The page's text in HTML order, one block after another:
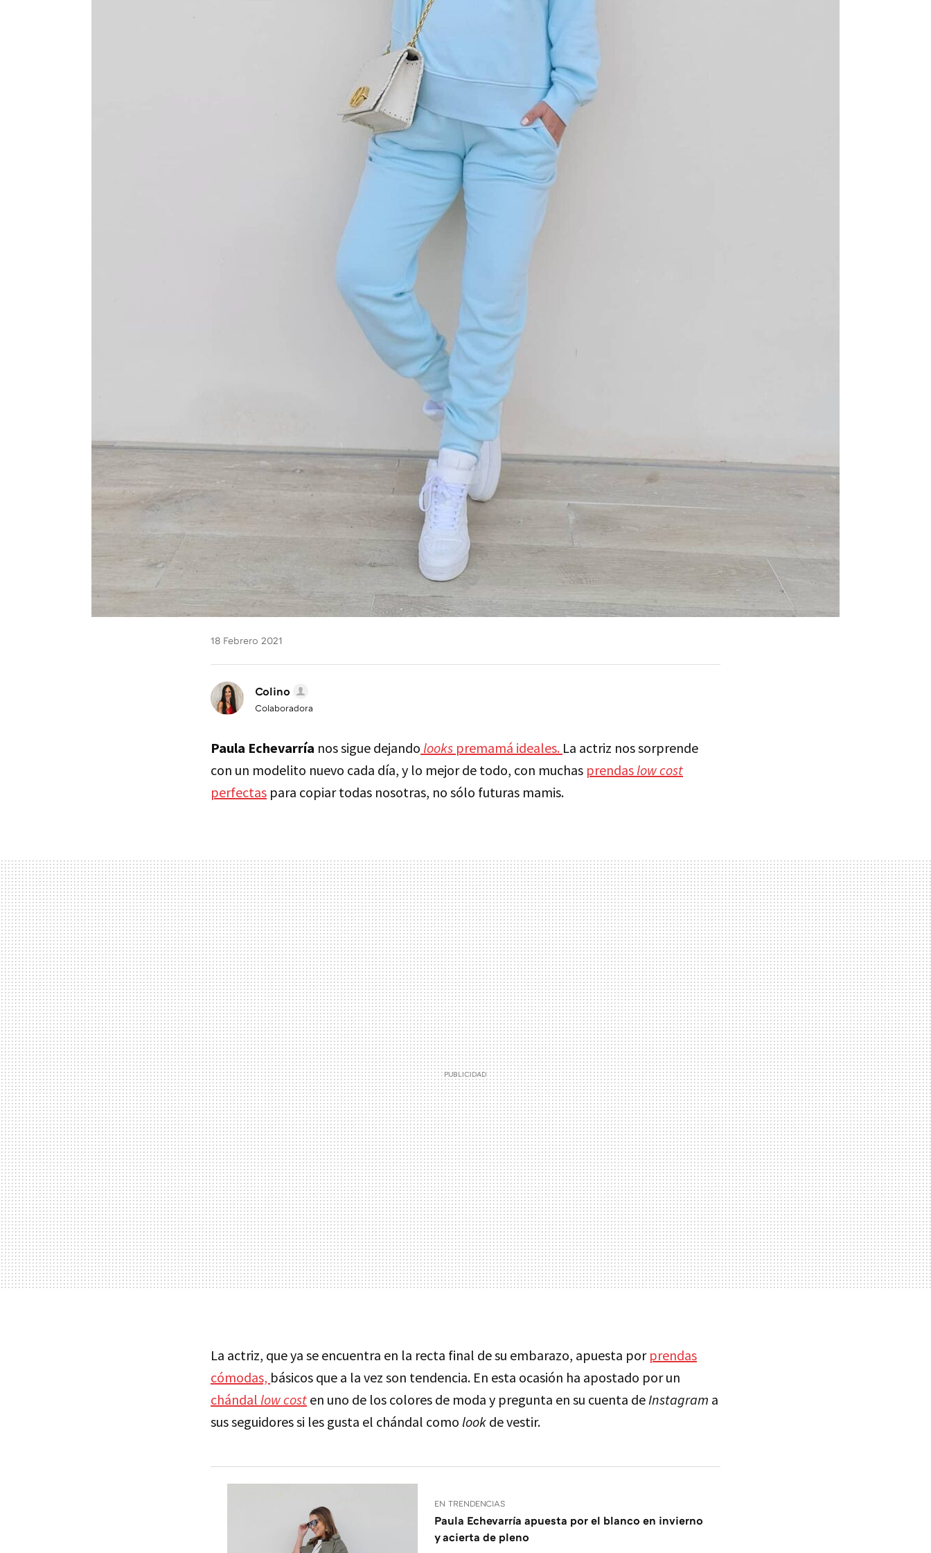
18 Febrero 2021
Colino
Colaboradora
Paula Echevarría nos sigue dejando looks premamá ideales. La actriz nos sorprende
con un modelito nuevo cada día, y lo mejor de todo, con muchas prendas low cost
perfectas para copiar todas nosotras, no sólo futuras mamis.
La actriz, que ya se encuentra en la recta final de su embarazo, apuesta por prendas
cómodas, básicos que a la vez son tendencia. En esta ocasión ha apostado por un
chándal low cost en uno de los colores de moda y pregunta en su cuenta deInstagram a
sus seguidores si les gusta el chándal como look de vestir.
EN TRENDENCIAS
Paula Echevarría apuesta por el blanco en invierno
y acierta de pleno